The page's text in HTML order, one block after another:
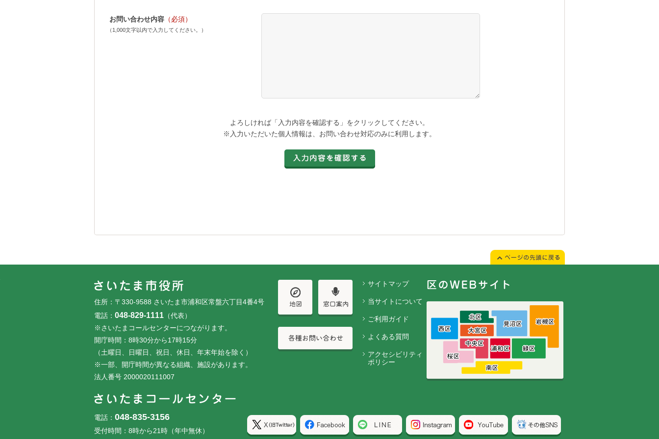
お問い合わせ内容 （必須）
（1,000文字以内で入力してください。）
よろしければ「入力内容を確認する」をクリックしてください。
※入力いただいた個人情報は、お問い合わせ対応のみに利用します。
住所：〒330-9588 さいたま市浦和区常盤六丁目4番4号
電話： 048-829-1111 （代表）
※さいたまコールセンターにつながります。
開庁時間：8時30分から17時15分
（土曜日、日曜日、祝日、休日、年末年始を除く）
※一部、開庁時間が異なる組織、施設があります。
法人番号 2000020111007
電話： 048-835-3156
受付時間：8時から21時（年中無休）
サイトマップ
当サイトについて
ご利用ガイド
よくある質問
アクセシビリティ
ポリシー